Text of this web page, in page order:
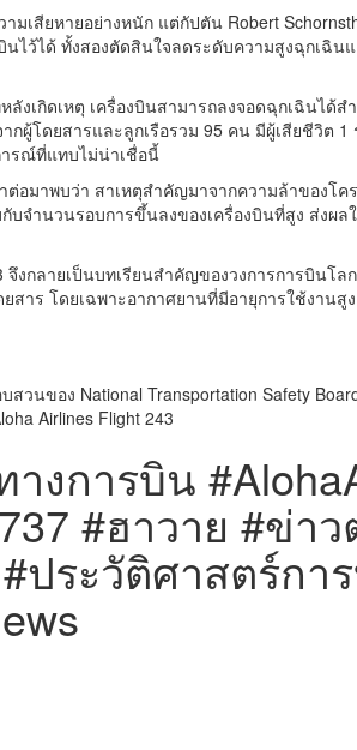
มเสียหายอย่างหนัก แต่กัปตัน Robert
นไว้ได้ ทั้งสองตัดสินใจลดระดับความสูงฉุกเฉิ
งเกิดเหตุ เครื่องบินสามารถลงจอดฉุกเฉินได้ส
ผู้โดยสารและลูกเรือรวม 95 คน มีผู้เสียชีวิต
รณ์ที่แทบไม่น่าเชื่อนี้
ต่อมาพบว่า สาเหตุสำคัญมาจากความล้าของโ
บจำนวนรอบการขึ้นลงของเครื่องบินที่สูง ส่งผ
จึงกลายเป็นบทเรียนสำคัญของวงการการบินโ
ยสาร โดยเฉพาะอากาศยานที่มีอายุการใช้งาน
สวนของ National Transportation Safety
Airlines Flight 243
งการบิน
#ฮาวาย #ข่า
ประวัติศาสตร์ก